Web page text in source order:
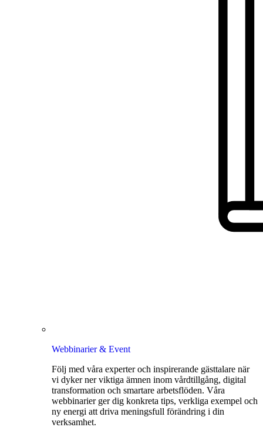
Webbinarier & Event
Följ med våra experter och inspirerande gästtalare när
vi dyker ner viktiga ämnen inom vårdtillgång, digital
transformation och smartare arbetsflöden. Våra
webbinarier ger dig konkreta tips, verkliga exempel och
ny energi att driva meningsfull förändring i din
verksamhet.